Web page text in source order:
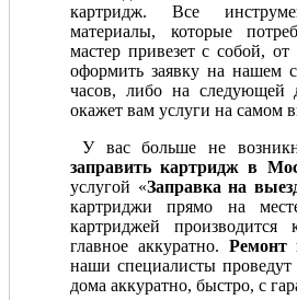
картридж. Все
материалы, которые
мастер привезет с собой, от
оформить заявку на нашем
часов, либо на следующей
окажет вам услуги на самом
У вас больше не
заправить картридж в
услугой «Заправка на
картриджи прямо на
картриджей производится
главное аккуратно. Ремонт
наши специалисты
дома аккуратно, быстро, с